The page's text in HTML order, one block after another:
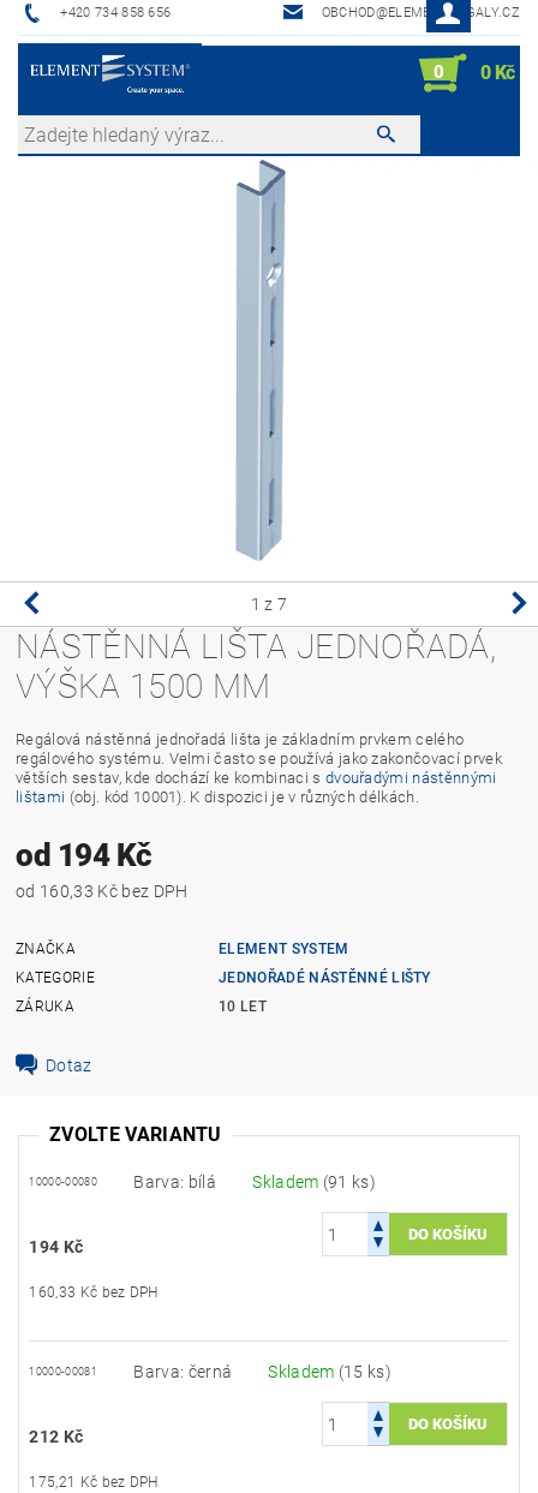
+420 734 858 656 OBCHOD@ELEMENTREGALY.CZ
0 0 Kč
1 z 7
NÁSTĚNNÁ LIŠTA JEDNOŘADÁ,
VÝŠKA 1500 MM
Regálová nástěnná jednořadá lišta je základním prvkem celého
regálového systému. Velmi často se používá jako zakončovací prvek
větších sestav, kde dochází ke kombinaci s dvouřadými nástěnnými
lištami (obj. kód 10001). K dispozici je v různých délkách.
od 194 Kč
od 160,33 Kč bez DPH
ZNAČKA
ELEMENT SYSTEM
KATEGORIE
JEDNOŘADÉ NÁSTĚNNÉ LIŠTY
ZÁRUKA
10 LET
Dotaz
ZVOLTE VARIANTU
10000-00080 Barva: bílá Skladem (91 ks)
194 Kč
160,33 Kč bez DPH
10000-00081 Barva: černá Skladem (15 ks)
212 Kč
175,21 Kč bez DPH